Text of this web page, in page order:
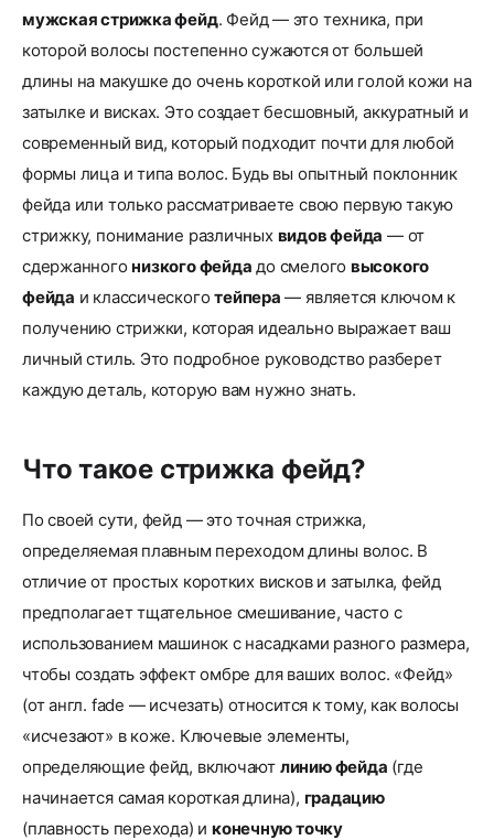
мужская стрижка фейд. Фейд — это техника, при
которой волосы постепенно сужаются от большей
длины на макушке до очень короткой или голой кожи на
затылке и висках. Это создает бесшовный, аккуратный и
современный вид, который подходит почти для любой
формы лица и типа волос. Будь вы опытный поклонник
фейда или только рассматриваете свою первую такую
стрижку, понимание различных видов фейда — от
сдержанногонизкого фейда до смелого высокого
фейда и классическоготейпера — является ключом к
получению стрижки, которая идеально выражает ваш
личный стиль. Это подробное руководство разберет
каждую деталь, которую вам нужно знать.
Что такое стрижка фейд?
По своей сути, фейд — это точная стрижка,
определяемая плавным переходом длины волос. В
отличие от простых коротких висков и затылка, фейд
предполагает тщательное смешивание, часто с
использованием машинок с насадками разного размера,
чтобы создать эффект омбре для ваших волос. «Фейд»
(от англ. fade — исчезать) относится к тому, как волосы
«исчезают» в коже. Ключевые элементы,
определяющие фейд, включают линию фейда (где
начинается самая короткая длина), градацию
(плавность перехода) и конечную точку